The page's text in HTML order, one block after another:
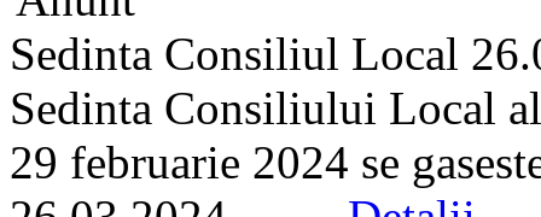
Sedinta Consiliul Local
Sedinta Consiliului Local
29 februarie 2024 se